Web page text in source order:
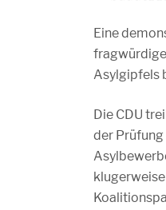
Eine
Asylgipfels
Die CDU
der Prüfung